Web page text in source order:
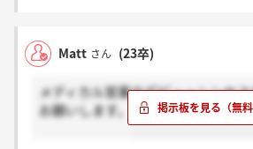
Matt さん (23卒)
メディカル営業のデピューシンセ
お願いします。